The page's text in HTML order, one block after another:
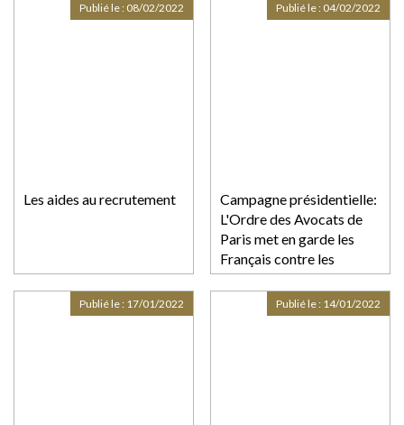
Les aides au recrutement
Publié le : 08/02/2022
Campagne présidentielle:
L'Ordre des Avocats de
Paris met en garde les
Français contre les
déclarations dangereuses
de certains candidats
Publié le : 04/02/2022
Publié le : 17/01/2022 Publié le : 14/01/2022